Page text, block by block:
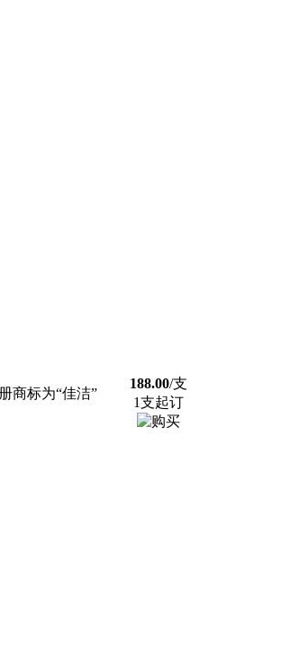
商标为“佳洁”
188.00/支
1支起订